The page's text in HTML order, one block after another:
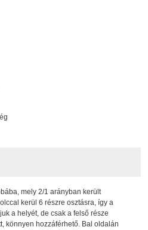
mely 2/1 arányban került
kerül 6 részre osztásra, így a
a helyét, de csak a felső része
könnyen hozzáférhető. Bal oldalán